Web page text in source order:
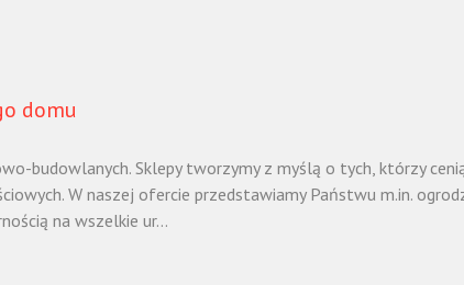
domu
budowlanych. Sklepy tworzymy z myślą o tych, którzy
W naszej ofercie przedstawiamy Państwu m.in.
na wszelkie ur...